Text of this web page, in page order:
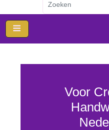
Voor